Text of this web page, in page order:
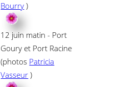
Bourry )
12 juin matin - Port
Goury et Port Racine
(photos Patricia
Vasseur )